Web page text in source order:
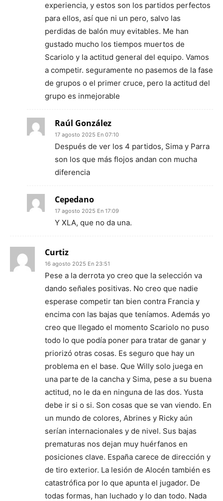
experiencia, y estos son los partidos perfectos
para ellos, así que ni un pero, salvo las
perdidas de balón muy evitables. Me han
gustado mucho los tiempos muertos de
Scariolo y la actitud general del equipo. Vamos
a competir. seguramente no pasemos de la fase
de grupos o el primer cruce, pero la actitud del
grupo es inmejorable
Raúl González
17 agosto 2025 En 07:10
Después de ver los 4 partidos, Sima y Parra
son los que más flojos andan con mucha
diferencia
Cepedano
17 agosto 2025 En 17:09
Y XLA, que no da una.
Curtiz
16 agosto 2025 En 23:51
Pese a la derrota yo creo que la selección va
dando señales positivas. No creo que nadie
esperase competir tan bien contra Francia y
encima con las bajas que teníamos. Además yo
creo que llegado el momento Scariolo no puso
todo lo que podía poner para tratar de ganar y
priorizó otras cosas. Es seguro que hay un
problema en el base. Que Willy solo juega en
una parte de la cancha y Sima, pese a su buena
actitud, no le da en ninguna de las dos. Yusta
debe ir si o si. Son cosas que se van viendo. En
un mundo de colores, Abrines y Ricky aún
serían internacionales y de nivel. Sus bajas
prematuras nos dejan muy huérfanos en
posiciones clave. España carece de dirección y
de tiro exterior. La lesión de Alocén también es
catastrófica por lo que apunta el jugador. De
todas formas, han luchado y lo dan todo. Nada